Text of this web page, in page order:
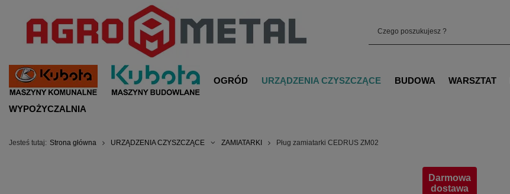
OGRÓD URZĄDZENIA CZYSZCZĄCE BUDOWA WARSZTAT
WYPOŻYCZALNIA
Jesteś tutaj: Strona główna URZĄDZENIA CZYSZCZĄCE ZAMIATARKI Pług zamiatarki CEDRUS ZM02
Darmowa
dostawa